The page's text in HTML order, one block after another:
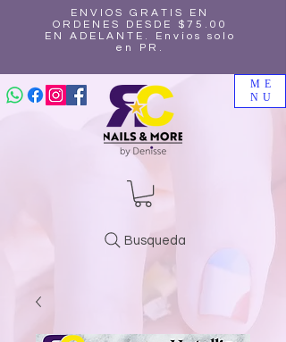
ENVIOS GRATIS EN
ORDENES DESDE $75.00
EN ADELANTE. Envíos solo
en PR.
ME
NU
Busqueda